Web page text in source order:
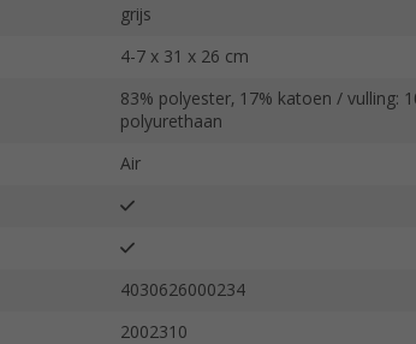
grijs
4-7 x 31 x 26 cm
83% polyester, 17% katoen / vulling:
polyurethaan
Air
4030626000234
2002310